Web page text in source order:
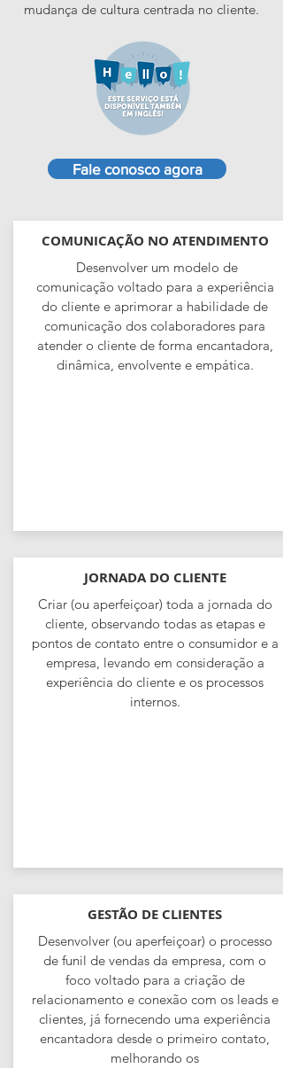
mudança de cultura centrada no cliente.
Fale conosco agora
COMUNICAÇÃO NO ATENDIMENTO
Desenvolver um modelo de
comunicação voltado para a experiência
do cliente e aprimorar a habilidade de
comunicação dos colaboradores para
atender o cliente de forma encantadora,
dinâmica, envolvente e empática.
JORNADA DO CLIENTE
Criar (ou aperfeiçoar) toda a jornada do
cliente, observando todas as etapas e
pontos de contato entre o consumidor e a
empresa, levando em consideração a
experiência do cliente e os processos
internos.
GESTÃO DE CLIENTES
Desenvolver (ou aperfeiçoar) o processo
de funil de vendas da empresa, com o
foco voltado para a criação de
relacionamento e conexão com os leads e
clientes, já fornecendo uma experiência
encantadora desde o primeiro contato,
melhorando os